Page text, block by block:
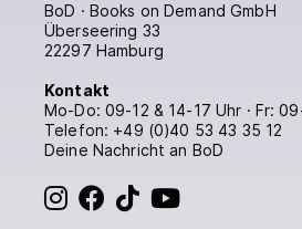
BoD · Books on Demand GmbH
Überseering 33
22297 Hamburg
Kontakt
Mo-Do: 09-12 & 14-17 Uhr · Fr:
Telefon: +49 (0)40 53 43 35 12
Deine Nachricht an BoD
BoD bei Instagram
BoD bei Facebook
BoD bei TikTok